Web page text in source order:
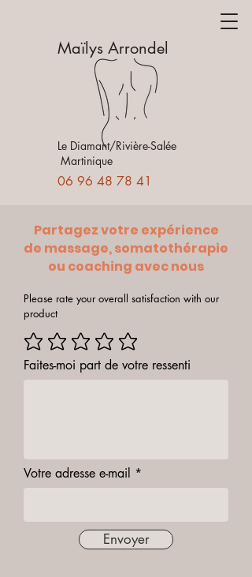
Maïlys Arrondel
Le Diamant/Rivière-Salée
Martinique
06 96 48 78 41
Partagez votre expérience
de massage, somatothérapie
ou coaching avec nous
Please rate your overall satisfaction with our
product
Faites-moi part de votre ressenti
Votre adresse e-mail
Envoyer